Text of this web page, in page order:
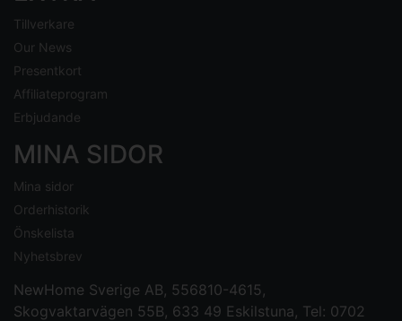
Tillverkare
Our News
Presentkort
Affiliateprogram
Erbjudande
MINA SIDOR
Mina sidor
Orderhistorik
Önskelista
Nyhetsbrev
NewHome Sverige AB, 556810-4615,
Skogvaktarvägen 55B, 633 49 Eskilstuna, Tel: 0702